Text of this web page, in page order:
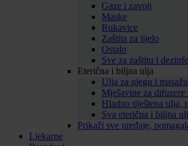
Gaze i zavoji
Maske
Rukavice
Zaštita za tijelo
Ostalo
Sve za zaštitu i
Eterična i biljna ulja
Ulja za njegu i masažu
Mješavine za difuzere
Hladno tiještena ulja,
Sva eterična i biljna
Prikaži sve uređaje,
Ljekarne